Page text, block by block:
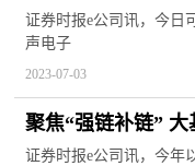
电子今日申购
证券时报e公司讯，今日
声电子
2023-07-03
聚焦“强链补链”
证券时报e公司讯，今年